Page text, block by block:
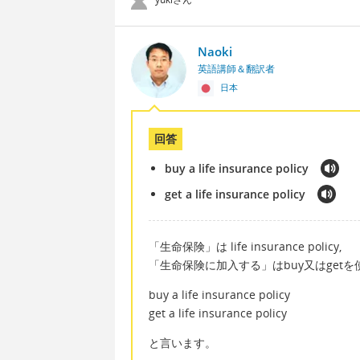
Naoki
英語講師＆翻訳者
日本
回答
buy a life insurance policy
get a life insurance policy
「生命保険」は life insurance policy,
「生命保険に加入する」はbuy又はgetを
buy a life insurance policy
get a life insurance policy
と言います。